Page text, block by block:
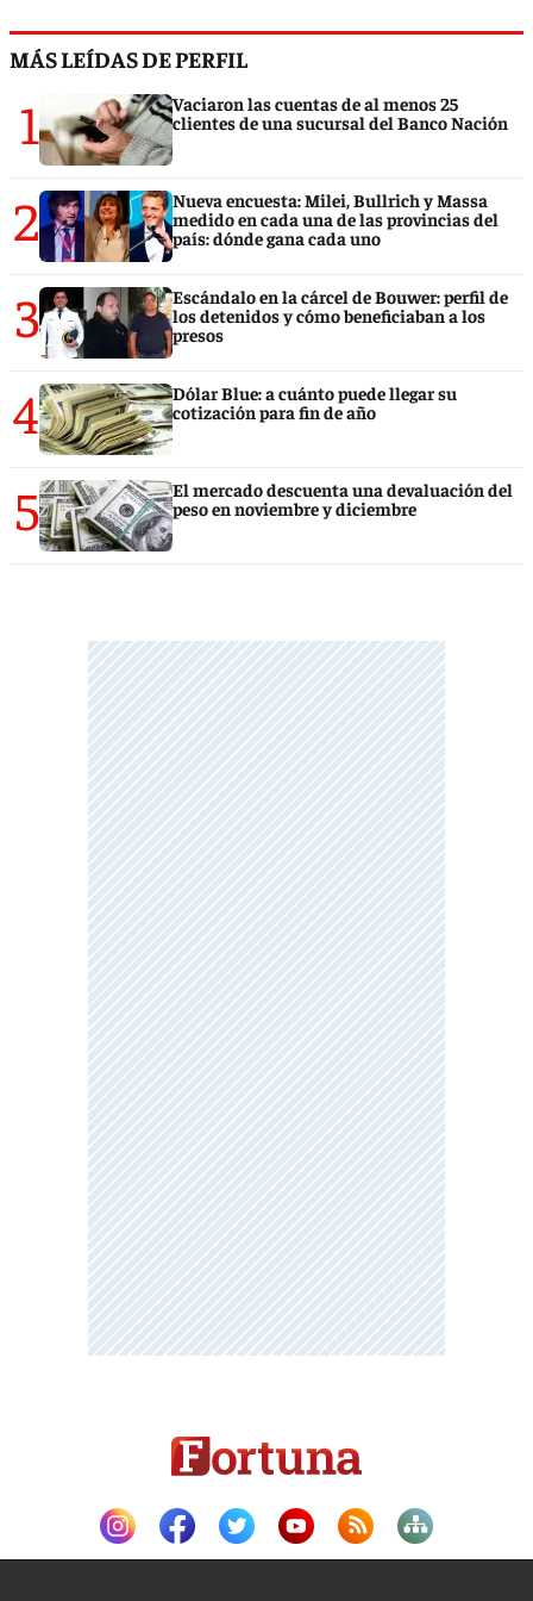
MÁS LEÍDAS DE PERFIL
1
Vaciaron las cuentas de al menos 25
clientes de una sucursal del Banco Nación
2
Nueva encuesta: Milei, Bullrich y Massa
medido en cada una de las provincias del
país: dónde gana cada uno
3
Escándalo en la cárcel de Bouwer: perfil de
los detenidos y cómo beneficiaban a los
presos
4
Dólar Blue: a cuánto puede llegar su
cotización para fin de año
5
El mercado descuenta una devaluación del
peso en noviembre y diciembre